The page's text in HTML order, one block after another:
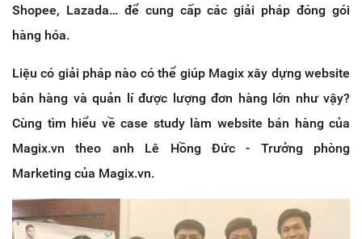
Shopee, Lazada… để cung cấp các giải pháp đóng gói
hàng hóa.
Liệu có giải pháp nào có thể giúp Magix xây dựng website
bán hàng và quản lí được lượng đơn hàng lớn như vậy?
Cùng tìm hiểu về case study làm website bán hàng của
Magix.vn theo anh Lê Hồng Đức - Trưởng phòng
Marketing của Magix.vn.